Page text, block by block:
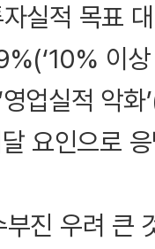
실적 목표 대
이
업실적 악
요인으로
진 우려 큰